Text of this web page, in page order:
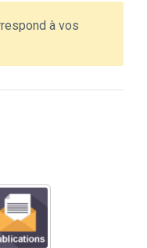
à vos